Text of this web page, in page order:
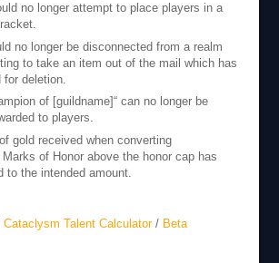
no longer attempt to place players in a
no longer be disconnected from a realm
to take an item out of the mail which has
for deletion.
of [guildname]“ can no longer be
to players.
gold received when converting
of Honor above the honor cap has
to the intended amount.
Cataclysm Talent Calculator/ Beta